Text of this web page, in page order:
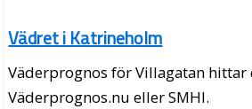
Vädret i Katrineholm
Väderprognos för Villagatan hittar
Väderprognos.nu eller SMHI.